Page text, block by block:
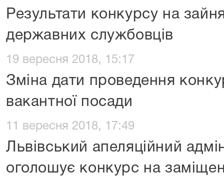
Результати конкурсу на
державних службовців
19 вересня 2018, 15:17
Зміна дати проведення
вакантної посади
11 вересня 2018, 17:49
Львівський апеляційний
оголошує конкурс на